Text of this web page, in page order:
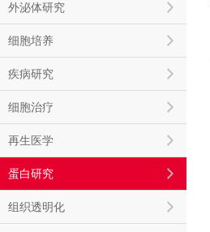
外泌体研究
细胞培养
疾病研究
细胞治疗
再生医学
蛋白研究
组织透明化